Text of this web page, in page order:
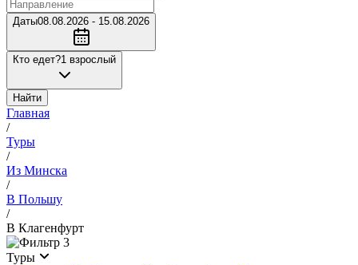
Даты08.08.2026 - 15.08.2026
Кто едет?1 взрослый
Найти
Главная
/
Туры
/
Из Минска
/
В Польшу
/
В Клагенфурт
3
Туры